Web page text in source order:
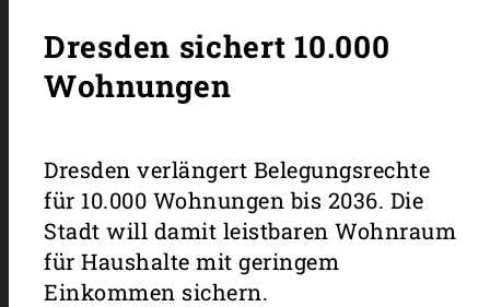
Dresden sichert 10.000
Wohnungen
Dresden verlängert Belegungsrechte
für 10.000 Wohnungen bis 2036. Die
Stadt will damit leistbaren Wohnraum
für Haushalte mit geringem
Einkommen sichern.